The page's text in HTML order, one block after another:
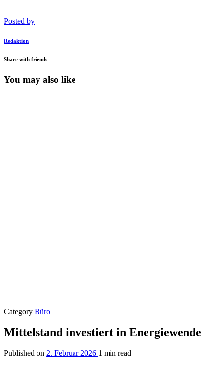
Posted by
Redaktion
Share with friends
You may also like
Category Büro
Mittelstand investiert in Energiewende
Published on 2. Februar 2026 1 min read